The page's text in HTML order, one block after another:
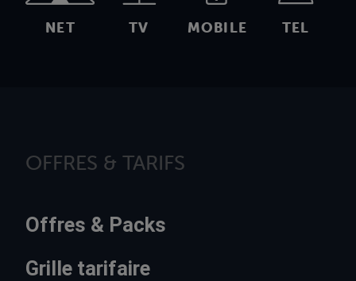
NET TV MOBILE TEL
OFFRES & TARIFS
Offres & Packs
Grille tarifaire